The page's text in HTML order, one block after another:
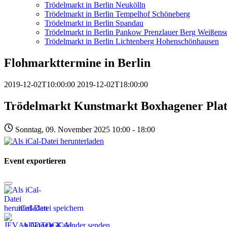
Trödelmarkt in Berlin Neukölln
Trödelmarkt in Berlin Tempelhof Schöneberg
Trödelmarkt in Berlin Spandau
Trödelmarkt in Berlin Pankow Prenzlauer Berg
Trödelmarkt in Berlin Lichtenberg Hohenschönhausen
Flohmarkttermine in Berlin
2019-12-02T10:00:00 2019-12-02T18:00:00
Trödelmarkt Kunstmarkt Boxhagener
Sonntag, 09. November 2025 10:00 - 18:00
Event exportieren
iCal-Datei speichern
An Google Kalender senden